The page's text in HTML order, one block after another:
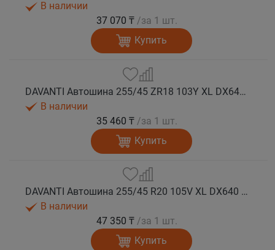
В наличии
37 070 ₸ /за 1 шт.
Купить
DAVANTI Автошина 255/45 ZR18 103Y XL DX640 RPR лето
В наличии
35 460 ₸ /за 1 шт.
Купить
DAVANTI Автошина 255/45 R20 105V XL DX640 RPR лето (Таиланд)
В наличии
47 350 ₸ /за 1 шт.
Купить